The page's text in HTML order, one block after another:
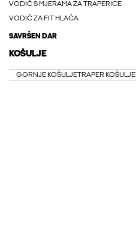
VODIČ S MJERAMA ZA TRAPERICE
VODIČ ZA FIT HLAČA
SAVRŠEN DAR
KOŠULJE
GORNJE KOŠULJETRAPER KOŠULJE